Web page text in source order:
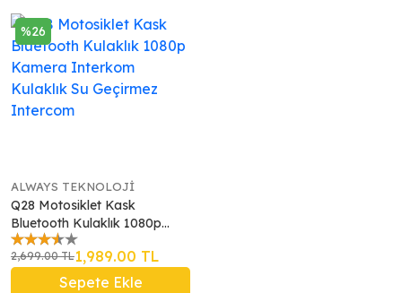
%26
ALWAYS TEKNOLOJİ
Q28 Motosiklet Kask
Bluetooth Kulaklık 1080p
Kamera Interkom Kulaklık Su
Geçirmez Intercom
2,699.00 TL1,989.00 TL
Sepete Ekle